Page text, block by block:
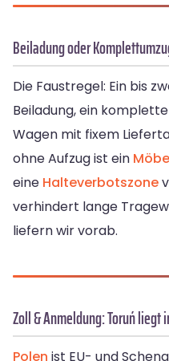
Beiladung oder
Die Faustregel: Ein bis
Beiladung, ein
Wagen mit fixem
ohne Aufzug ist ein
eine Halteverbotszone
verhindert lange
liefern wir vorab.
Zoll & Anmeldung: Toruń liegt
Polen ist EU- und